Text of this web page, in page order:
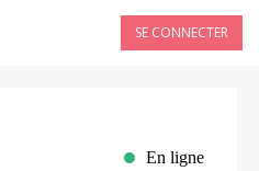
SE CONNECTER
En ligne